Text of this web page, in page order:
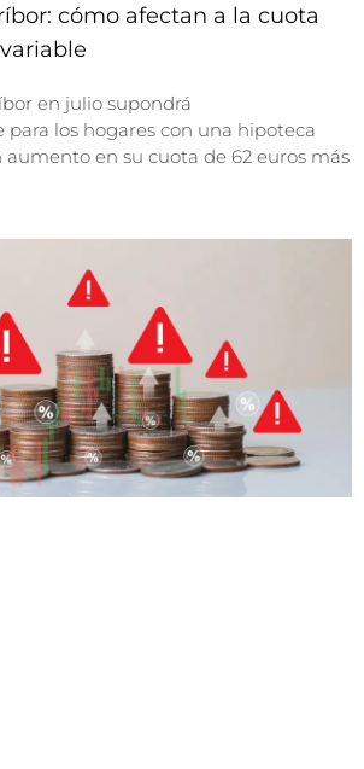
cómo afectan a la cuota
en julio supondrá
los hogares con una hipoteca
en su cuota de 62 euros más